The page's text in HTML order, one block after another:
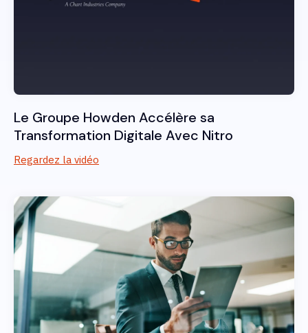
Le Groupe Howden Accélère sa
Transformation Digitale Avec Nitro
Regardez la vidéo